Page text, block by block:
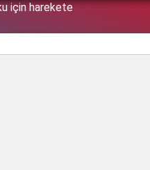
emniyet Özbek